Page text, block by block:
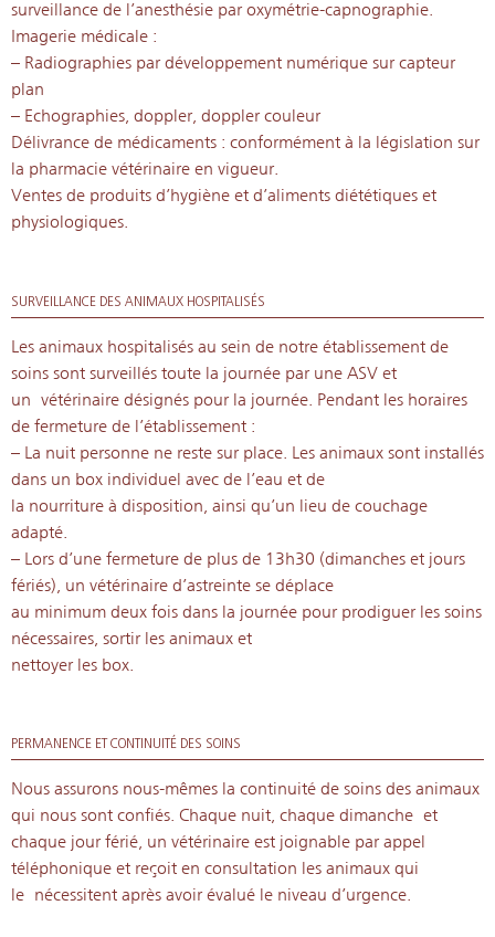
surveillance de l’anesthésie par oxymétrie-capnographie.
Imagerie médicale :
– Radiographies par développement numérique sur capteur
plan
– Echographies, doppler, doppler couleur
Délivrance de médicaments : conformément à la législation sur
la pharmacie vétérinaire en vigueur.
Ventes de produits d’hygiène et d’aliments diététiques et
physiologiques.
SURVEILLANCE DES ANIMAUX HOSPITALISÉS
Les animaux hospitalisés au sein de notre établissement de
soins sont surveillés toute la journée par une ASV et
un vétérinaire désignés pour la journée. Pendant les horaires
de fermeture de l’établissement :
– La nuit personne ne reste sur place. Les animaux sont installés
dans un box individuel avec de l’eau et de
la nourriture à disposition, ainsi qu’un lieu de couchage
adapté.
– Lors d’une fermeture de plus de 13h30 (dimanches et jours
fériés), un vétérinaire d’astreinte se déplace
au minimum deux fois dans la journée pour prodiguer les soins
nécessaires, sortir les animaux et
nettoyer les box.
PERMANENCE ET CONTINUITÉ DES SOINS
Nous assurons nous-mêmes la continuité de soins des animaux
qui nous sont confiés. Chaque nuit, chaque dimanche et
chaque jour férié, un vétérinaire est joignable par appel
téléphonique et reçoit en consultation les animaux qui
le nécessitent après avoir évalué le niveau d’urgence.